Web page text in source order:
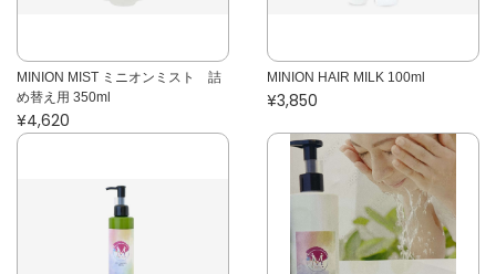
MINION MIST ミニオンミスト 詰
め替え用 350ml
¥4,620
MINION HAIR MILK 100ml
¥3,850